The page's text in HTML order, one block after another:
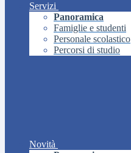
Servizi
Panoramica
Famiglie e studenti
Personale scolastico
Percorsi di studio
Novità